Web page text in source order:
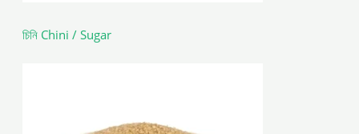
চিনি Chini / Sugar